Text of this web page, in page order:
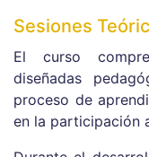
Sesiones
El curso
diseñadas
proceso de
en la participación